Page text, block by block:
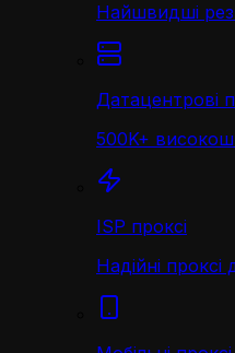
Найшвидші
Датацентрові
500K+
ISP проксі
Надійні